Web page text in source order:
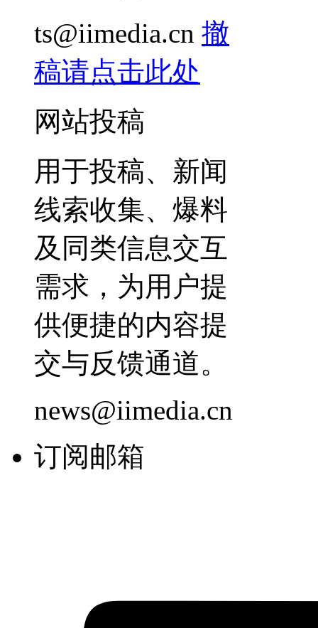
ts@iimedia.cn 撤
稿请点击此处
网站投稿
用于投稿、新闻
线索收集、爆料
及同类信息交互
需求，为用户提
供便捷的内容提
交与反馈通道。
news@iimedia.cn
订阅邮箱